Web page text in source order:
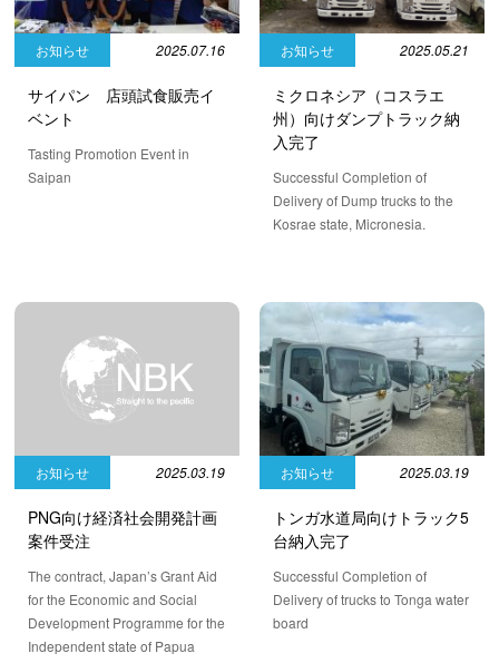
お知らせ 2025.07.16
サイパン 店頭試食販売イ
ベント
Tasting Promotion Event in
Saipan
お知らせ 2025.05.21
ミクロネシア（コスラエ
州）向けダンプトラック納
入完了
Successful Completion of
Delivery of Dump trucks to the
Kosrae state, Micronesia.
お知らせ 2025.03.19
PNG向け経済社会開発計画
案件受注
The contract, Japan’s Grant Aid
for the Economic and Social
Development Programme for the
Independent state of Papua
お知らせ 2025.03.19
トンガ水道局向けトラック5
台納入完了
Successful Completion of
Delivery of trucks to Tonga water
board